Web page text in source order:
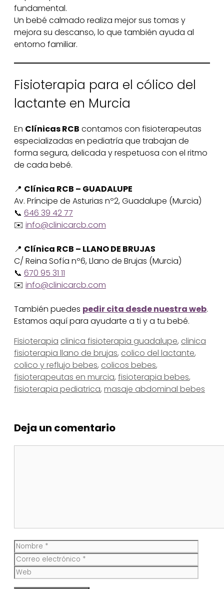
fundamental.
Un bebé calmado realiza mejor sus tomas y
mejora su descanso, lo que también ayuda al
entorno familiar.
Fisioterapia para el cólico del
lactante en Murcia
En Clínicas RCB contamos con fisioterapeutas
especializadas en pediatría que trabajan de
forma segura, delicada y respetuosa con el ritmo
de cada bebé.
📍 Clínica RCB – GUADALUPE
Av. Príncipe de Asturias nº2, Guadalupe (Murcia)
📞 646 39 42 77
✉️ info@clinicarcb.com
📍 Clínica RCB – LLANO DE BRUJAS
C/ Reina Sofía nº6, Llano de Brujas (Murcia)
📞 670 95 31 11
✉️ info@clinicarcb.com
También puedes pedir cita desde nuestra web.
Estamos aquí para ayudarte a ti y a tu bebé.
Categorías
Fisioterapia Etiquetas
clinica fisioterapia guadalupe, clinica
fisioterapia llano de brujas, colico del lactante,
colico y reflujo bebes, colicos bebes,
fisioterapeutas en murcia, fisioterapia bebes,
fisioterapia pediatrica, masaje abdominal bebes
Deja un comentario
Nombre